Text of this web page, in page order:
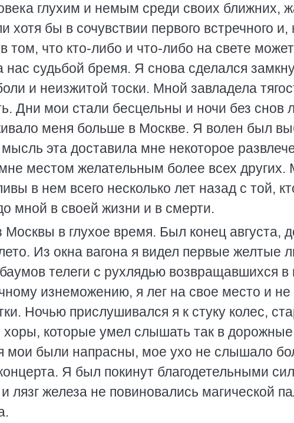
глухим и немым среди своих ближних,
хотя бы в сочувствии первого встречного и,
том, что кто-либо и что-либо на свете
нас судьбой бремя. Я снова сделался
и неизжитой тоски. Мной завладела
Дни мои стали бесцельны и ночи без
меня больше в Москве. Я волен был
эта доставила мне некоторое
местом желательным более всех других.
в нем всего несколько лет назад с той,
мной в своей жизни и в смерти.
в глухое время. Был конец августа,
Из окна вагона я видел первые желтые
телеги с рухлядью возвращавшихся в
изнеможению, я лег на свое место и не
Ночью прислушивался я к стуку колес,
которые умел слышать так в
мои были напрасны, мое ухо не слышало
Я был покинут благодетельными
лязг железа не повиновались магической